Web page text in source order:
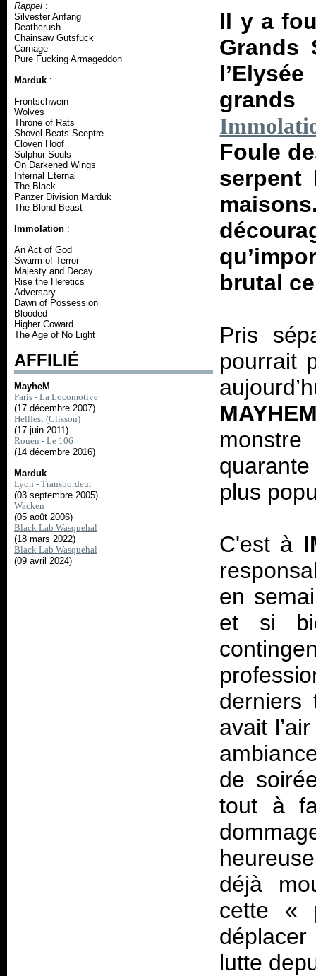
Rappel :
Silvester Anfang
Deathcrush
Chainsaw Gutsfuck
Carnage
Pure Fucking Armageddon
Marduk :
Frontschwein
Wolves
Throne of Rats
Shovel Beats Sceptre
Cloven Hoof
Sulphur Souls
On Darkened Wings
Infernal Eternal
The Black...
Panzer Division Marduk
The Blond Beast
Immolation :
An Act of God
Swarm of Terror
Majesty and Decay
Rise the Heretics
Adversary
Dawn of Possession
Blooded
Higher Coward
The Age of No Light
AFFILIÉ
MayheM
Paris - La Locomotive
(17 décembre 2007)
Hellfest (Clisson)
(17 juin 2011)
Rouen - Le 106
(14 décembre 2016)
Marduk
Lyon - Transbordeur
(03 septembre 2005)
Wacken
(05 août 2006)
Black Lab Wasquehal
(18 mars 2022)
Black Lab Wasquehal
(09 avril 2024)
Il y a
Grands
grands
Foule
serpent
brutal
Pris
pourrait
plus
C'est à
en
et si
derniers
avait
de
tout à
déjà
cette «
lutte